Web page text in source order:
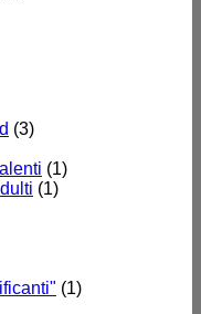
(3)
(1)
(1)
(1)